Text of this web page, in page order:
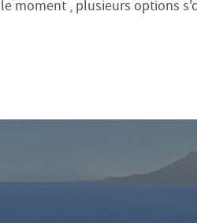
moment , plusieurs options